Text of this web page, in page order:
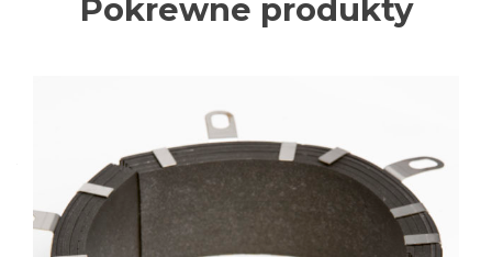
Pokrewne produkty